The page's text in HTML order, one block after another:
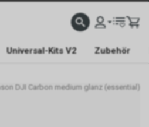
DER ÖFFNUNGSZEITEN. GRATIS VERSAND AB
Universal-Kits V2 Zubehör
DJI Carbon medium glanz (essential)